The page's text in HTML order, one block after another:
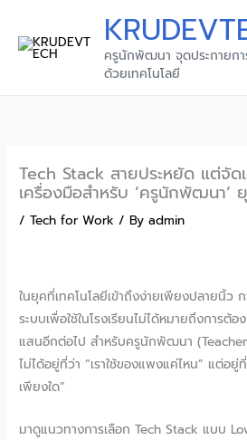
content
ครูนักพัฒนา จุดประกายกา
ด้วยเทคโนโลยี
Tech Stack สายประหยัด แต่จัด
เครื่องมือสำหรับ ‘ครูนักพัฒนา’
/Tech for Work / Byadmin
ในยุคที่เทคโนโลยีเข้าถึงง่ายเพียงปลายนิ้
ระบบเพื่อใช้ในโรงเรียนไม่ได้หมายถึงการต้
แสนอีกต่อไป สำหรับครูนักพัฒนา
ไม่ได้อยู่ที่ว่า “เราใช้ของแพงแค่ไหน” แต่อยู่
เพียงใด”
มาดูแนวทางการเลือก Tech Stack แบบ